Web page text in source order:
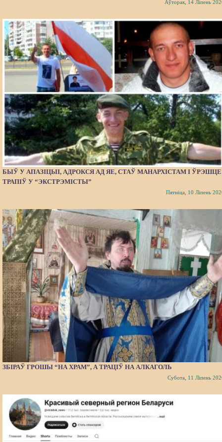
Аўторак, 14 Ліпень
БЫЎ У АПАЗІЦЫІ, АДРОКСЯ АД ЯЕ, СТАЎ МАНАРХІСТАМ І ЎРЭШЦЕ
ТРАПІЎ У “ЭКСТРЭМІСТЫ”
Пятніца, 10 Ліпень
ЗБІРАЎ ГРОШЫ “НА ХРАМ”, А ТРАЦІЎ НА АЛКАГОЛЬ
Субота, 11 Ліпень